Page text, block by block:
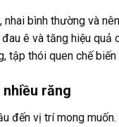
bình thường và
ê và tăng hiệu
tập thói quen chế
răng
đến vị trí mong